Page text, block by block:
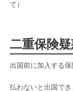
て）
二重保険
出国前に加入する保
払わないと出国でき